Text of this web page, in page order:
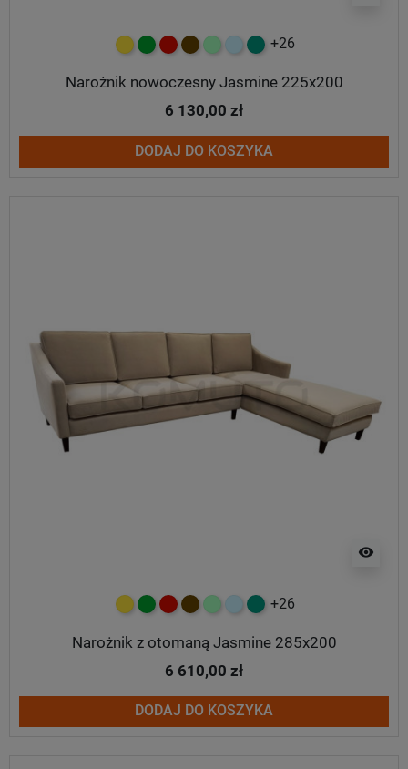
żółtyzielonyczerwony
czekoladowy
miętowybłękitny
turkusowy
+26
Narożnik nowoczesny Jasmine 225x200
6 130,00 zł
DODAJ DO KOSZYKA
visibility
żółtyzielonyczerwony
czekoladowy
miętowybłękitny
turkusowy
+26
Narożnik z otomaną Jasmine 285x200
6 610,00 zł
DODAJ DO KOSZYKA